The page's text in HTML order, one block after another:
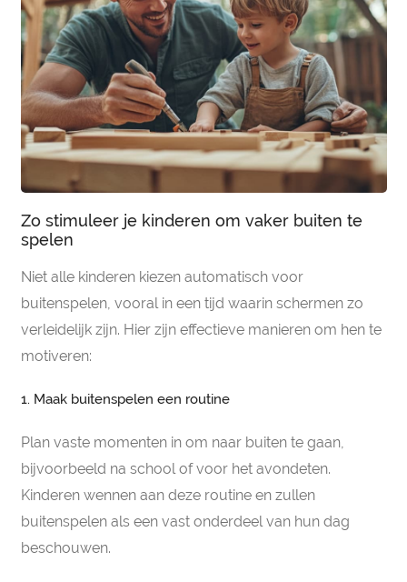
Zo stimuleer je kinderen om vaker buiten te
spelen
Niet alle kinderen kiezen automatisch voor
buitenspelen, vooral in een tijd waarin schermen zo
verleidelijk zijn. Hier zijn effectieve manieren om hen te
motiveren:
1. Maak buitenspelen een routine
Plan vaste momenten in om naar buiten te gaan,
bijvoorbeeld na school of voor het avondeten.
Kinderen wennen aan deze routine en zullen
buitenspelen als een vast onderdeel van hun dag
beschouwen.